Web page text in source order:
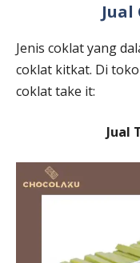
Jenis coklat yang
coklat kitkat. Di
coklat take it:
Jual